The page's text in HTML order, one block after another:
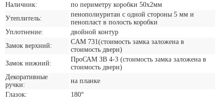
Наличник:
по периметру коробки 50х2мм
Утеплитель:
пенополиуритан с одной стороны 5 мм и
пенопласт в полость коробки
Уплотнение:
двойной контур
Замок верхний:
CАМ 731(стоимость замка заложена в
стоимость двери)
Замок нижний:
ПроСАМ ЗВ 4-3 (стоимость замка заложена в
стоимость двери)
Декоративные
ручки:
на планке
Глазок:
180°